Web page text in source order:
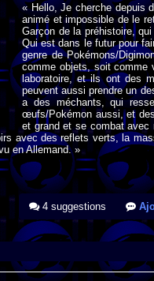
« Hello, Je cherche depuis
animé et impossible de le
Garçon de la préhistoire,
Qui est dans le futur pour
genre de Pokémons/
comme objets, soit comme
laboratoire, et ils ont des
peuvent aussi prendre un
a des méchants, qui
œufs/Pokémon aussi, et
et grand et se combat avec
avec des reflets verts, la
en Allemand. »
4 suggestions